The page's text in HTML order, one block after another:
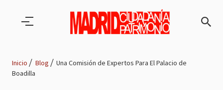
Inicio Blog
Una Comisión de Expertos Para El Palacio de
Boadilla